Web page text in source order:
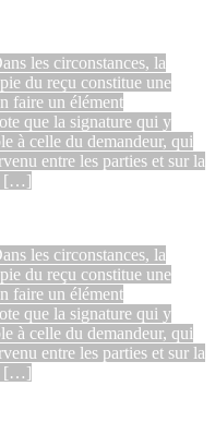
les circonstances, la
du reçu constitue une
faire un élément
que la signature qui y
à celle du demandeur, qui
entre les parties et sur la
[…]
les circonstances, la
du reçu constitue une
faire un élément
que la signature qui y
à celle du demandeur, qui
entre les parties et sur la
[…]